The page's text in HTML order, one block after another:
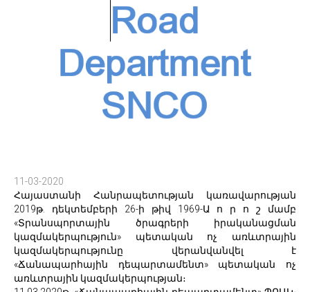
11-03-2020
Հայաստանի Հանրապետության կառավարության
2019թ. դեկտեմբերի 26-ի թիվ 1969-Ա ո ր ո շ մամբ
«Տրանսպորտային ծրագրերի իրականացման
կազմակերպություն» պետական ոչ առևտրային
կազմակերպությունը վերանվանվել է
«Ճանապարհային դեպարտամենտ» պետական ոչ
առևտրային կազմակերպության։